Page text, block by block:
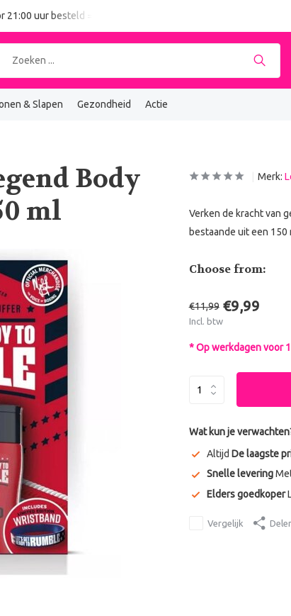
21:00 uur besteld = vandaag verzonden
& Slapen Gezondheid Actie
Body
ml
Merk:
Verken de kracht van
bestaande uit een
Choose from:
€11,99 €9,99
Incl. btw
* Op werkdagen voor
Wat kun je
Altijd De laagste
Snelle levering
Elders goedkoper
Vergelijk